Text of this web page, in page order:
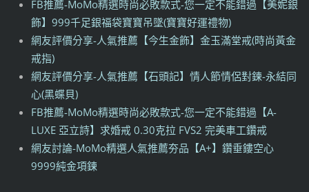
FB推薦-MoMo精選時尚必敗款式-您一定不能錯過【美妮銀
飾】999千足銀福袋寶寶吊墜(寶寶好運禮物)
網友評價分享-人氣推薦【今生金飾】金玉滿堂戒(時尚黃金
戒指)
網友評價分享-人氣推薦【石頭記】情人節情侶對鍊-永結同
心(黑蝶貝)
FB推薦-MoMo精選時尚必敗款式-您一定不能錯過【A-
LUXE 亞立詩】求婚戒 0.30克拉 FVS2 完美車工鑽戒
網友討論-MoMo精選人氣推薦夯品【A+】鑽垂鏤空心
9999純金項鍊